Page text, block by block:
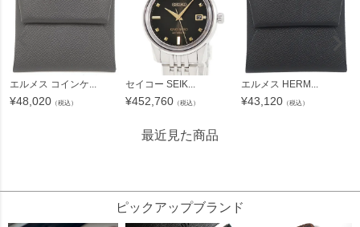
エルメス コインケ...
¥48,020 （税込）
セイコー SEIK...
¥452,760 （税込）
エルメス HERM...
¥43,120 （税込）
最近見た商品
ピックアップブランド